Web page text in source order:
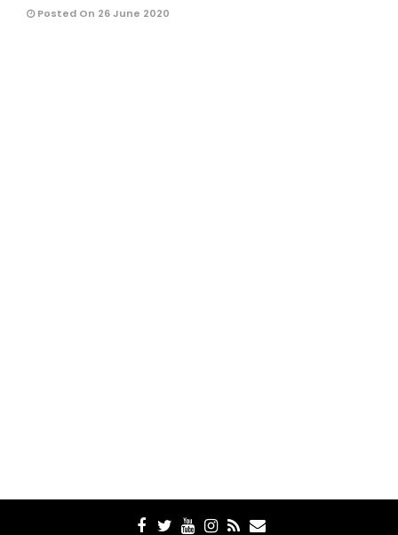
Posted On 26 June 2020